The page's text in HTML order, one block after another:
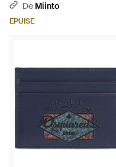
De Miinto
ÉPUISÉ